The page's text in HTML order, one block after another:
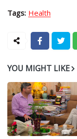
Tags: Health
YOU MIGHT LIKE